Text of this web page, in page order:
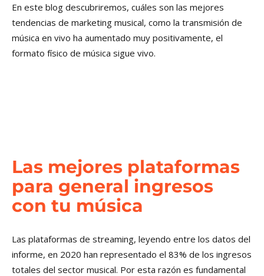
En este blog descubriremos, cuáles son las mejores
tendencias de marketing musical, como la transmisión de
música en vivo ha aumentado muy positivamente, el
formato físico de música sigue vivo.
Las mejores plataformas
para general ingresos
con tu música
Las plataformas de streaming, leyendo entre los datos del
informe, en 2020 han representado el 83% de los ingresos
totales del sector musical. Por esta razón es fundamental